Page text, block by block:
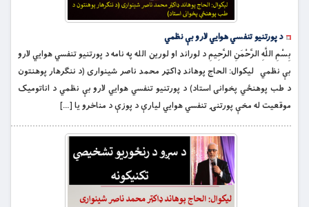
د پورتنيو تنفسي هوايي لارو بې نظمي
بِسْمِ اللَّهِ الرَّحْمَنِ الرَّحِيمِ د لوراند او لورین الله په نامه د پورتنيو تنفسي هوايي لارو
بې نظمي لیکوال: الحاج پوهاند ډاکټر محمد ناصر شينواری (د ننګرهار پوهنتون
د طب پوهنځي پخوانی استاد) د پورتنيو تنفسي هوايي لارو بې نظمي د اناتوميک
موقعيت له مخې پورتنۍ تنفسي هوایي ليارې د پوزې د مناخرو يا […]